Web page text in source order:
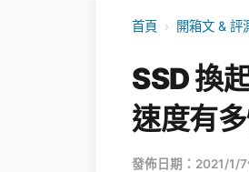
首頁 › 開箱文 & 評
SSD 換
速度有
發佈日期：2021/1/7